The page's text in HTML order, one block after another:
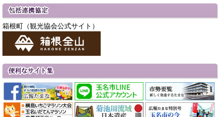
箱根町（観光協会公式サイト）